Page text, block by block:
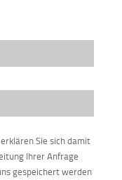
Sie sich damit
Ihrer Anfrage
gespeichert werden